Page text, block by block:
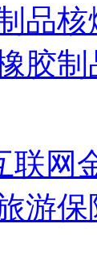
品核
胶制
联网
游保